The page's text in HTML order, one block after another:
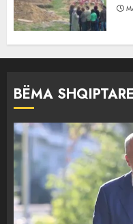
BËMA SHQIPTARE